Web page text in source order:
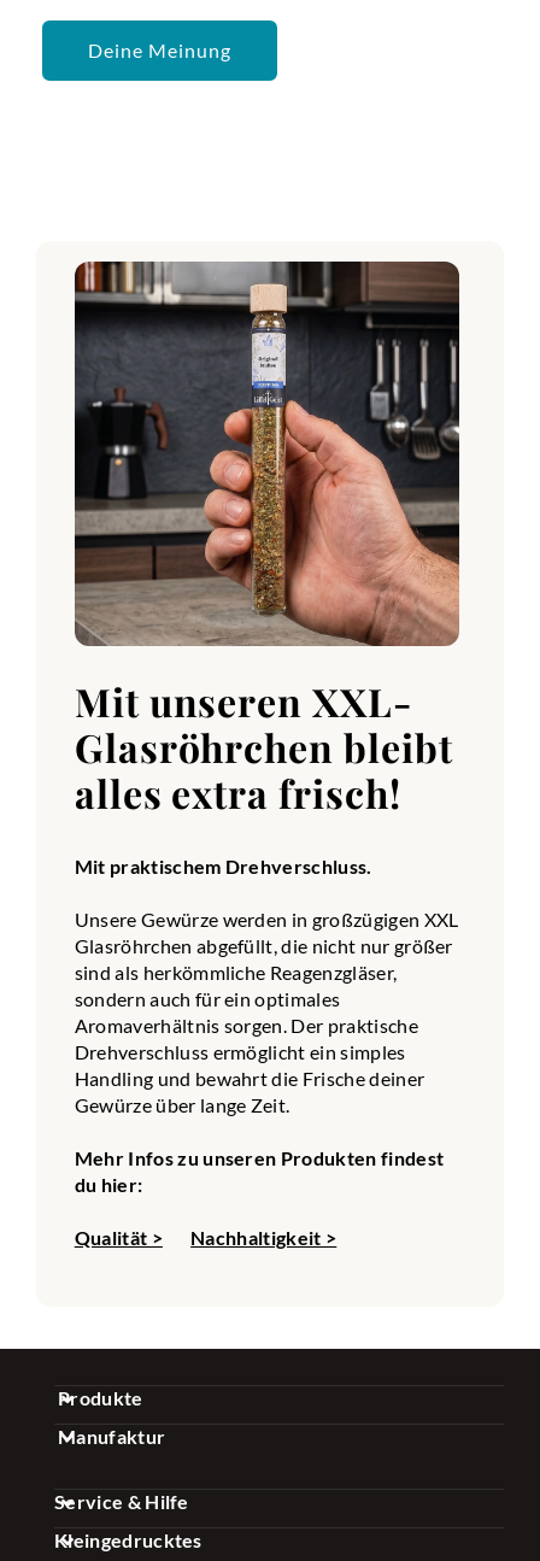
Deine Meinung
Mit unseren XXL-
Glasröhrchen bleibt
alles extra frisch!
Mit praktischem Drehverschluss.
Unsere Gewürze werden in großzügigen XXL
Glasröhrchen abgefüllt, die nicht nur größer
sind als herkömmliche Reagenzgläser,
sondern auch für ein optimales
Aromaverhältnis sorgen. Der praktische
Drehverschluss ermöglicht ein simples
Handling und bewahrt die Frische deiner
Gewürze über lange Zeit.
Mehr Infos zu unseren Produkten findest
du hier:
Qualität > Nachhaltigkeit >
Produkte
Gewürz Sets
Kaffee Sets
Essig & Öl Sets
Manufaktur
Über uns
Qualität
Service & Hilfe
FAQ
Kleingedrucktes